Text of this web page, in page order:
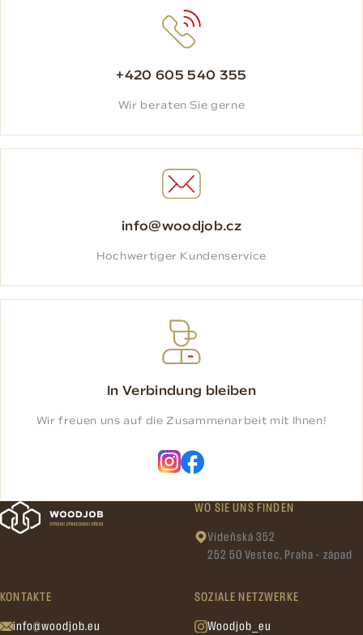
+420 605 540 355
Wir beraten Sie gerne
info@woodjob.cz
Hochwertiger Kundenservice
In Verbindung bleiben
Wir freuen uns auf die Zusammenarbeit mit Ihnen!
WO SIE UNS FINDEN
Vídeňská 352
252 50 Vestec, Praha - západ
KONTAKTE
info@woodjob.eu
SOZIALE NETZWERKE
Woodjob_eu